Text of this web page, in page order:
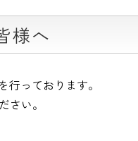
様へ
行っております。
さい。